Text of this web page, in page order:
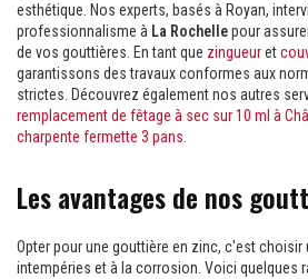
esthétique. Nos experts, basés à Royan,
professionnalisme à La Rochellepour
de vos gouttières. En tant que zingueuret
garantissons des travaux conformes aux
strictes. Découvrez également nos autres
remplacement de fêtage à sec sur 10 ml à
charpente fermette 3 pans.
Les avantages de nos
Opter pour une gouttière en zinc, c'est
intempéries et à la corrosion. Voici quelques